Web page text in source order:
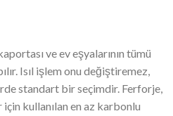
ve ev eşyalarının tümü
Isıl işlem onu değiştiremez,
standart bir seçimdir. Ferforje,
kullanılan en az karbonlu